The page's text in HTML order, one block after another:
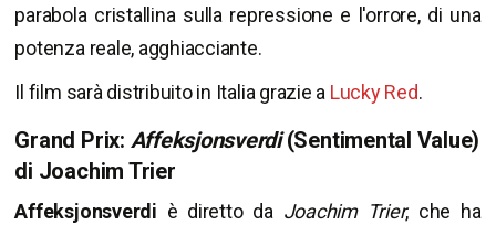
parabola cristallina sulla repressione e l'orrore, di una
potenza reale, agghiacciante.
Il film sarà distribuito in Italia grazie a Lucky Red.
Grand Prix: Affeksjonsverdi(Sentimental Value)
di Joachim Trier
Affeksjonsverdi è diretto da Joachim Trier, che ha